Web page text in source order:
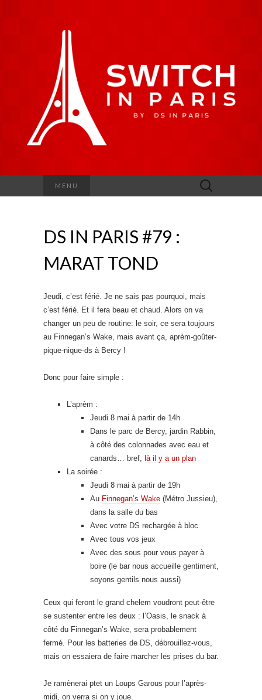
MENU Rechercher :
DS IN PARIS #79 :
MARAT TOND
Jeudi, c’est férié. Je ne sais pas pourquoi, mais
c’est férié. Et il fera beau et chaud. Alors on va
changer un peu de routine: le soir, ce sera toujours
au Finnegan’s Wake, mais avant ça, aprèm-goûter-
pique-nique-ds à Bercy !
Donc pour faire simple :
L’aprèm :
Jeudi 8 mai à partir de 14h
Dans le parc de Bercy, jardin Rabbin,
à côté des colonnades avec eau et
canards… bref,
là il y a un plan
La soirée :
Jeudi 8 mai à partir de 19h
Au Finnegan’s Wake (Métro Jussieu),
dans la salle du bas
Avec votre DS rechargée à bloc
Avec tous vos jeux
Avec des sous pour vous payer à
boire (le bar nous accueille gentiment,
soyons gentils nous aussi)
Ceux qui feront le grand chelem voudront peut-être
se sustenter entre les deux : l’Oasis, le snack à
côté du Finnegan’s Wake, sera probablement
fermé. Pour les batteries de DS, débrouillez-vous,
mais on essaiera de faire marcher les prises du bar.
Je ramènerai ptet un Loups Garous pour l’après-
midi, on verra si on y joue.